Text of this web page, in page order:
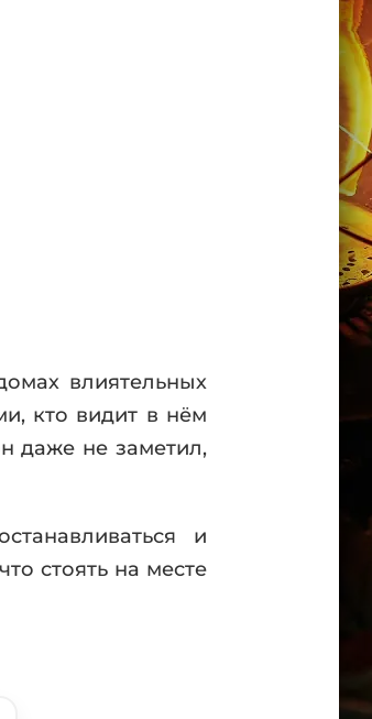
влиятельных
кто видит в нём
даже не заметил,
и
стоять на месте